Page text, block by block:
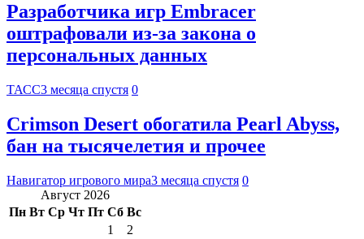
Разработчика игр Embracer
оштрафовали из-за закона о
персональных данных
ТАСС3 месяца спустя 0
Crimson Desert обогатила Pearl Abyss,
бан на тысячелетия и прочее
Навигатор игрового мира3 месяца спустя 0
Август 2026
Пн Вт Ср Чт Пт Сб Вс
1
2